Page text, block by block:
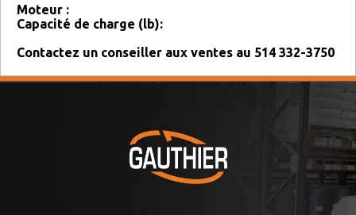
Moteur :
Capacité de charge (lb):
Contactez un conseiller aux ventes au 514 332-3750